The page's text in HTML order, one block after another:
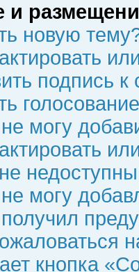
и
новую
подпись
могу
могу
кнопка